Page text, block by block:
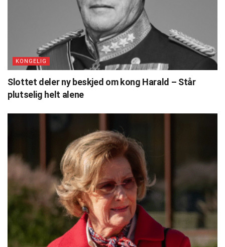
KONGELIG
Slottet deler ny beskjed om kong Harald – Står
plutselig helt alene